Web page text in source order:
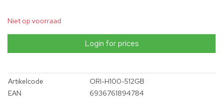
Niet op voorraad
Login for prices
Artikelcode
ORI-H100-512GB
EAN
6936761894784